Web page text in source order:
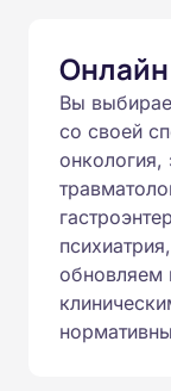
Вы
со своей
онкология,
обновляем